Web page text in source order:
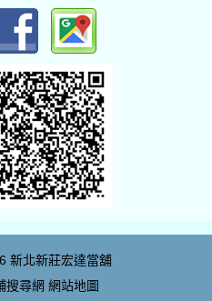
新北新莊宏達當舖
搜尋網 網站地圖